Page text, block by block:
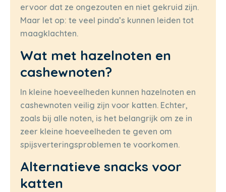
ervoor dat ze ongezouten en niet gekruid zijn.
Maar let op: te veel pinda’s kunnen leiden tot
maagklachten.
Wat met hazelnoten en
cashewnoten?
In kleine hoeveelheden kunnen hazelnoten en
cashewnoten veilig zijn voor katten. Echter,
zoals bij alle noten, is het belangrijk om ze in
zeer kleine hoeveelheden te geven om
spijsverteringsproblemen te voorkomen.
Alternatieve snacks voor
katten